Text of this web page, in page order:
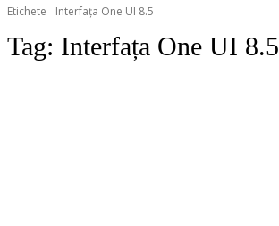
Etichete Interfața One UI 8.5
Tag: Interfața One UI 8.5